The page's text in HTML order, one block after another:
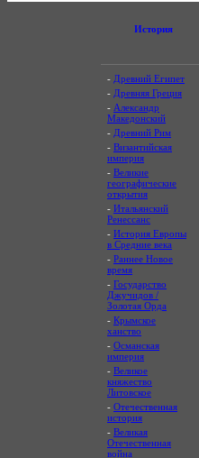
История
- Древний Египет
- Древняя Греция
- Александр
Македонский
- Древний Рим
- Византийская
империя
- Великие
географические
открытия
- Итальянский
Ренессанс
- История Европы
в Средние века
- Раннее Новое
время
- Государство
Джучидов /
Золотая Орда
- Крымское
ханство
- Османская
империя
- Великое
княжество
Литовское
- Отечественная
история
- Великая
Отечественная
война